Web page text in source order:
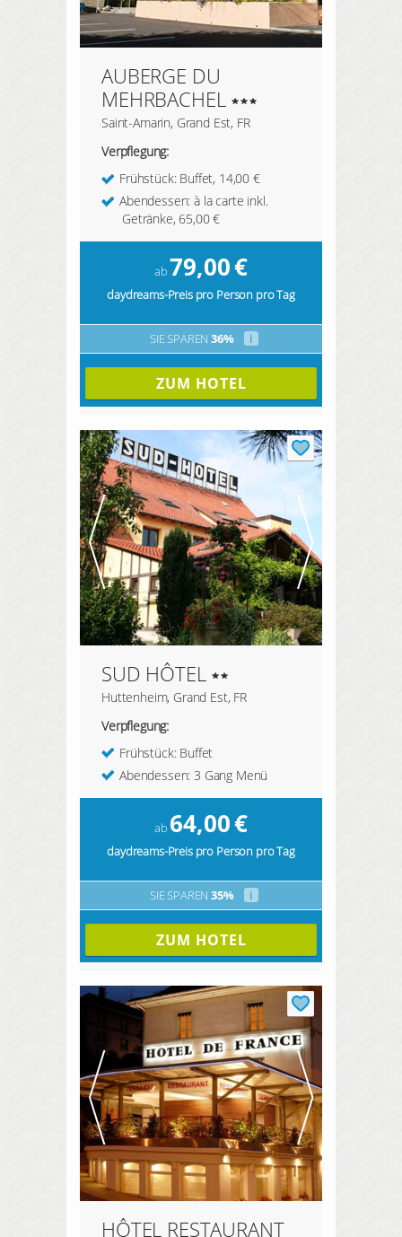
AUBERGE DU
MEHRBACHEL
Saint-Amarin, Grand Est, FR
Verpflegung:
Frühstück: Buffet, 14,00 €
Abendessen: à la carte inkl.
Getränke, 65,00 €
ab79,00€
daydreams-Preis pro Person pro Tag
SIE SPAREN 36% i
ZUM HOTEL
SUD HÔTEL
Huttenheim, Grand Est, FR
Verpflegung:
Frühstück: Buffet
Abendessen: 3 Gang Menü
ab 64,00€
daydreams-Preis pro Person pro Tag
SIE SPAREN 35% i
ZUM HOTEL
HÔTEL RESTAURANT